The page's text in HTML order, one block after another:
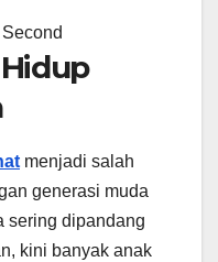
menjadi salah
generasi muda
sering dipandang
kini banyak anak